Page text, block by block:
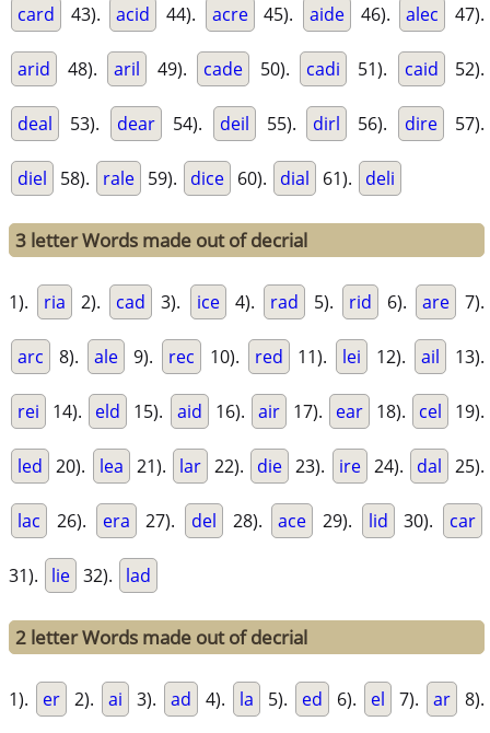
card 43). acid 44). acre 45). aide 46). alec 47).
arid 48). aril 49). cade 50). cadi 51). caid 52).
deal 53). dear 54). deil 55). dirl 56). dire 57).
diel 58). rale 59). dice 60). dial 61). deli
3 letter Words made out of decrial
1). ria 2). cad 3). ice 4). rad 5). rid 6). are 7).
arc 8). ale 9). rec 10). red 11). lei 12). ail 13).
rei 14). eld 15). aid 16). air 17). ear 18). cel 19).
led 20). lea 21). lar 22). die 23). ire 24). dal 25).
lac 26). era 27). del 28). ace 29). lid 30). car
31). lie 32). lad
2 letter Words made out of decrial
1). er 2). ai 3). ad 4). la 5). ed 6). el 7). ar 8).